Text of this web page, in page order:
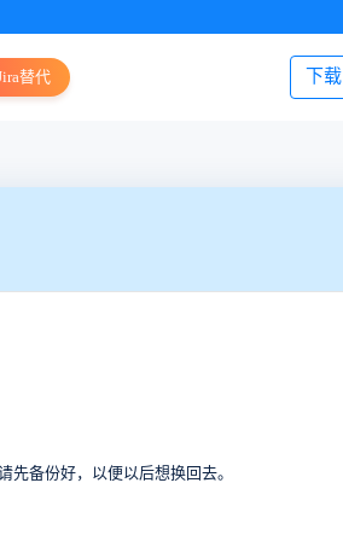
下载
替代
先备份好，以便以后想换回去。